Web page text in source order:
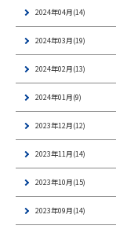
2024年04月(14)
2024年03月(19)
2024年02月(13)
2024年01月(9)
2023年12月(12)
2023年11月(14)
2023年10月(15)
2023年09月(14)